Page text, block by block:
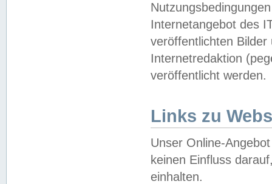
Internetangebot des
veröffentlichten
Internetredaktion
veröffentlicht werden.
Links zu
Unser Online-
keinen Einfluss
einhalten.